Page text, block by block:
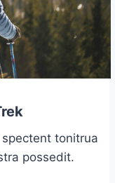
tonitrua
possedit.